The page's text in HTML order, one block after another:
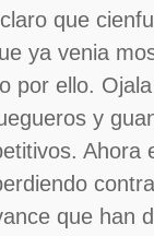
que
ya venia
por ello.
y
Ahora
que han